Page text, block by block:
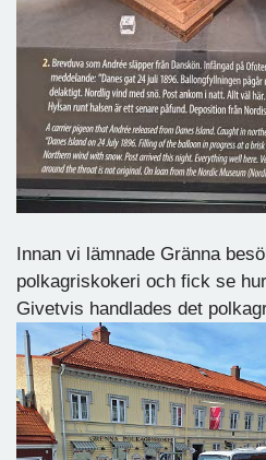
Innan vi lämnade Gränna
polkagriskokeri och fick se
Givetvis handlades det